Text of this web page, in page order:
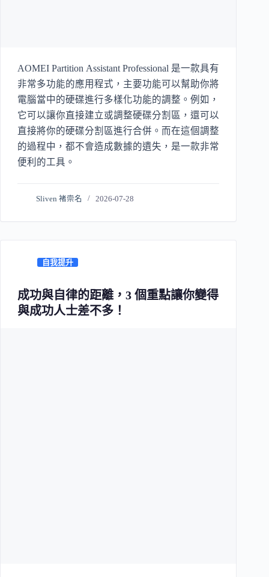
AOMEI Partition Assistant Professional 是一款具有
非常多功能的應用程式，主要功能可以幫助你將
電腦當中的硬碟進行多樣化功能的調整。例如，
它可以讓你直接建立或調整硬碟分割區，還可以
直接將你的硬碟分割區進行合併。而在這個調整
的過程中，都不會造成數據的遺失，是一款非常
便利的工具。
Sliven 褚崇名 2026-07-28
自我提升
成功與自律的距離，3 個重點讓你變得
與成功人士差不多！